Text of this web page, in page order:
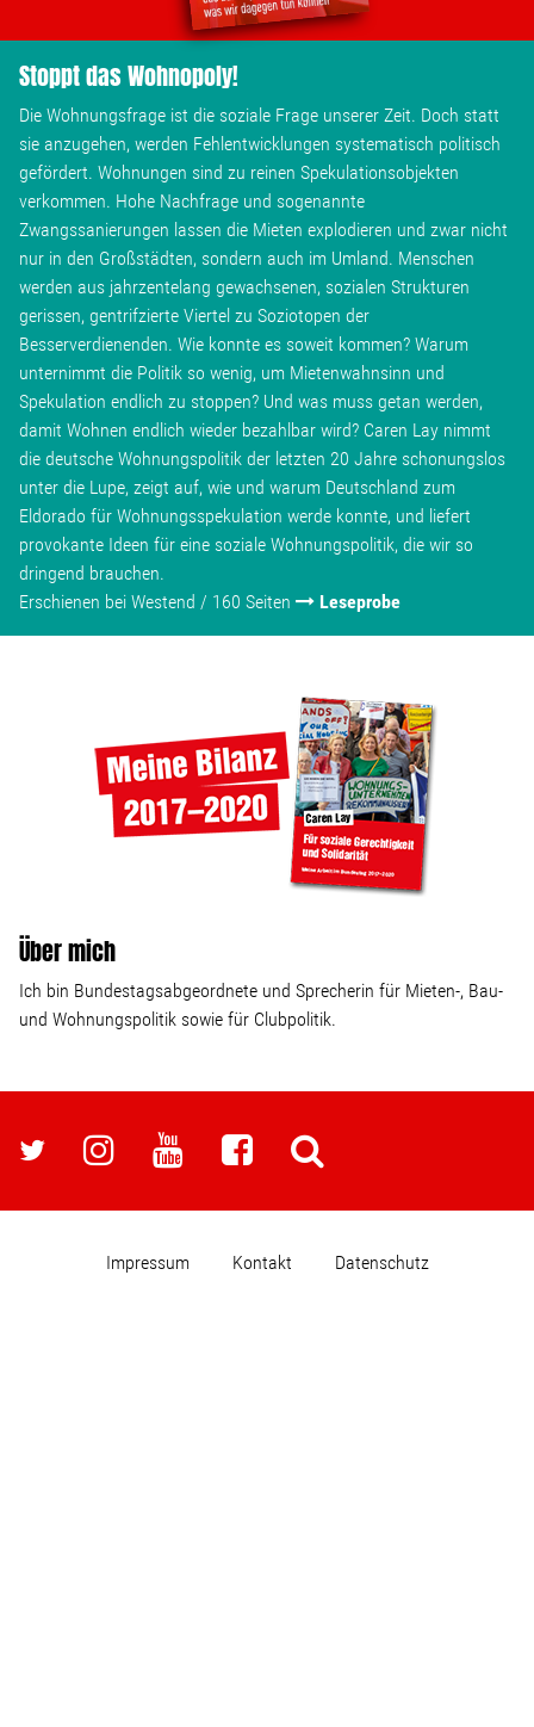
Stoppt das Wohnopoly!
Die Wohnungsfrage ist die soziale Frage unserer Zeit. Doch statt
sie anzugehen, werden Fehlentwicklungen systematisch politisch
gefördert. Wohnungen sind zu reinen Spekulationsobjekten
verkommen. Hohe Nachfrage und sogenannte
Zwangssanierungen lassen die Mieten explodieren und zwar nicht
nur in den Großstädten, sondern auch im Umland. Menschen
werden aus jahrzentelang gewachsenen, sozialen Strukturen
gerissen, gentrifzierte Viertel zu Soziotopen der
Besserverdienenden. Wie konnte es soweit kommen? Warum
unternimmt die Politik so wenig, um Mietenwahnsinn und
Spekulation endlich zu stoppen? Und was muss getan werden,
damit Wohnen endlich wieder bezahlbar wird? Caren Lay nimmt
die deutsche Wohnungspolitik der letzten 20 Jahre schonungslos
unter die Lupe, zeigt auf, wie und warum Deutschland zum
Eldorado für Wohnungsspekulation werde konnte, und liefert
provokante Ideen für eine soziale Wohnungspolitik, die wir so
dringend brauchen.
Erschienen bei Westend / 160 Seiten
Leseprobe
Über mich
Ich bin Bundestagsabgeordnete und Sprecherin für Mieten-, Bau-
und Wohnungspolitik sowie für Clubpolitik.
Impressum Kontakt Datenschutz